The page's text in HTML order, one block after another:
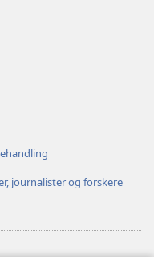
journalister og forskere